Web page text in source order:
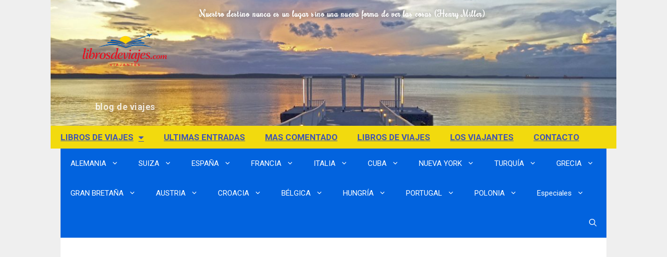
blog de viajes
Nuestro destino nunca es un lugar sino una nueva forma de ver las cosas (Henry Miller)
LIBROS DE VIAJES ULTIMAS ENTRADAS MAS COMENTADO LIBROS DE VIAJES LOS VIAJANTES CONTACTO
ALEMANIA SUIZA ESPAÑA FRANCIA ITALIA CUBA NUEVA YORK TURQUÍA GRECIA
GRAN BRETAÑA AUSTRIA CROACIA BÉLGICA HUNGRÍA PORTUGAL POLONIA Especiales